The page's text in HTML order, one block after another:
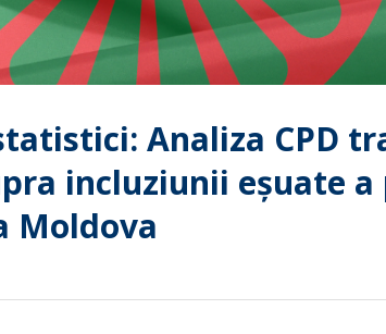
Analiza CPD
incluziunii eșuate
Moldova